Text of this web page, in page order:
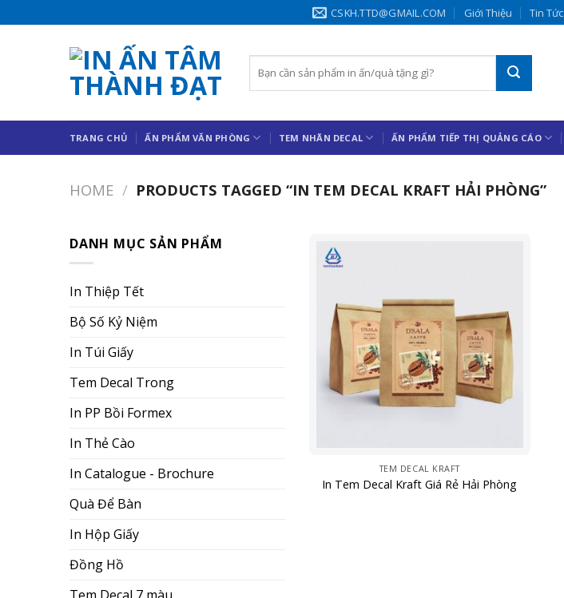
đến
CSKH.TTD@GMAIL.COM Giới Thiệu Tin Tức
for:
TRANG CHỦ ẤN PHẨM VĂN PHÒNG TEM NHÃN DECAL ẤN PHẨM TIẾP THỊ QUẢNG CÁO
HOME / PRODUCTS TAGGED “IN TEM DECAL KRAFT HẢI PHÒNG”
DANH MỤC SẢN PHẨM
In Thiệp Tết
Bộ Số Kỷ Niệm
In Túi Giấy
Tem Decal Trong
In PP Bồi Formex
In Thẻ Cào
In Catalogue - Brochure
Quà Để Bàn
In Hộp Giấy
Đồng Hồ
TEM DECAL KRAFT
In Tem Decal Kraft Giá Rẻ Hải Phòng